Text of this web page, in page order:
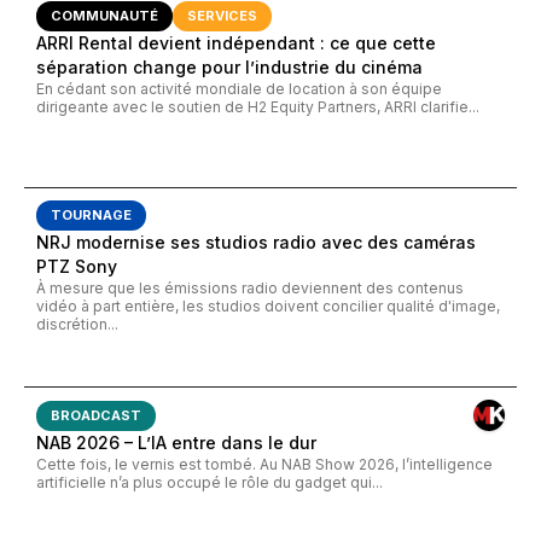
COMMUNAUTÉ SERVICES
ARRI Rental devient indépendant : ce que cette
séparation change pour l’industrie du cinéma
En cédant son activité mondiale de location à son équipe
dirigeante avec le soutien de H2 Equity Partners, ARRI clarifie...
TOURNAGE
NRJ modernise ses studios radio avec des caméras
PTZ Sony
À mesure que les émissions radio deviennent des contenus
vidéo à part entière, les studios doivent concilier qualité d'image,
discrétion...
BROADCAST
NAB 2026 – L’IA entre dans le dur
Cette fois, le vernis est tombé. Au NAB Show 2026, l’intelligence
artificielle n’a plus occupé le rôle du gadget qui...